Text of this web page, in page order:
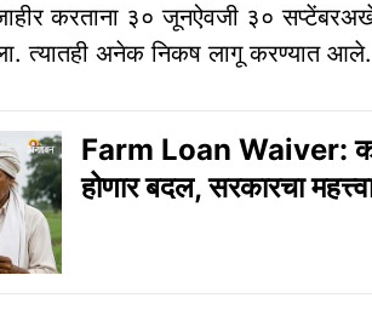
करताना ३० जूनऐवजी ३०
त्यातही अनेक निकष लागू करण्यात आले.
Farm Loan Waiver:
होणार बदल, सरकारचा